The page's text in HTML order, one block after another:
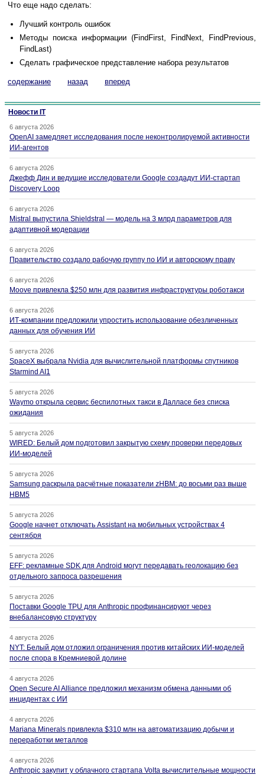
Что еще надо сделать:
Лучший контроль ошибок
Методы поиска информации (FindFirst, FindNext, FindPrevious,
FindLast)
Сделать графическое представление набора результатов
содержание назад вперед
Новости IT
6 августа 2026
OpenAI замедляет исследования после неконтролируемой активности
ИИ-агентов
6 августа 2026
Джефф Дин и ведущие исследователи Google создадут ИИ-стартап
Discovery Loop
6 августа 2026
Mistral выпустила Shieldstral — модель на 3 млрд параметров для
адаптивной модерации
6 августа 2026
Правительство создало рабочую группу по ИИ и авторскому праву
6 августа 2026
Moove привлекла $250 млн для развития инфраструктуры роботакси
6 августа 2026
ИТ-компании предложили упростить использование обезличенных
данных для обучения ИИ
5 августа 2026
SpaceX выбрала Nvidia для вычислительной платформы спутников
Starmind AI1
5 августа 2026
Waymo открыла сервис беспилотных такси в Далласе без списка
ожидания
5 августа 2026
WIRED: Белый дом подготовил закрытую схему проверки передовых
ИИ-моделей
5 августа 2026
Samsung раскрыла расчётные показатели zHBM: до восьми раз выше
HBM5
5 августа 2026
Google начнет отключать Assistant на мобильных устройствах 4
сентября
5 августа 2026
EFF: рекламные SDK для Android могут передавать геолокацию без
отдельного запроса разрешения
5 августа 2026
Поставки Google TPU для Anthropic профинансируют через
внебалансовую структуру
4 августа 2026
NYT: Белый дом отложил ограничения против китайских ИИ-моделей
после спора в Кремниевой долине
4 августа 2026
Open Secure AI Alliance предложил механизм обмена данными об
инцидентах с ИИ
4 августа 2026
Mariana Minerals привлекла $310 млн на автоматизацию добычи и
переработки металлов
4 августа 2026
Anthropic закупит у облачного стартапа Volta вычислительные мощности